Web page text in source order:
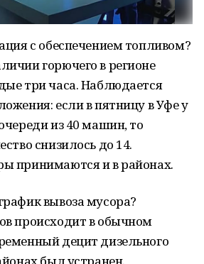
с обеспечением топливом?
горючего в регионе
три часа. Наблюдается
если в пятницу в Уфе у
из 40 машин, то
снизилось до 14.
принимаются и в районах.
вывоза мусора?
происходит в обычном
децит дизельного